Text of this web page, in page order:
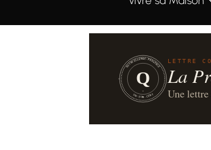
QUINTESSENCE·PROVENCE
UN·SUR·CENT
Q
LETTRE
La
Une lettre